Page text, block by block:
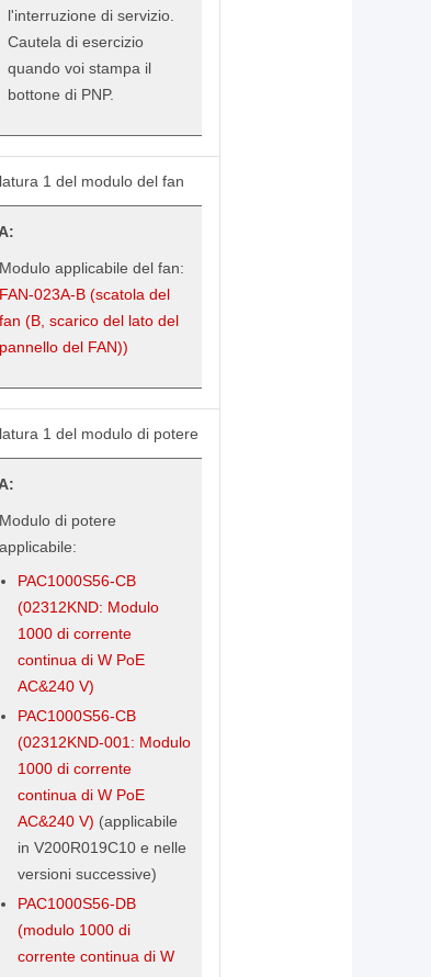
l'interruzione di servizio.
Cautela di esercizio
quando voi stampa il
bottone di PNP.
1 del modulo del fan
Modulo applicabile del fan:
FAN-023A-B (scatola del
fan (B, scarico del lato del
pannello del FAN))
1 del modulo di potere
Modulo di potere
applicabile:
PAC1000S56-CB
(02312KND: Modulo
1000 di corrente
continua di W PoE
AC&240 V)
PAC1000S56-CB
(02312KND-001: Modulo
1000 di corrente
continua di W PoE
AC&240 V) (applicabile
in V200R019C10 e nelle
versioni successive)
PAC1000S56-DB
(modulo 1000 di
corrente continua di W